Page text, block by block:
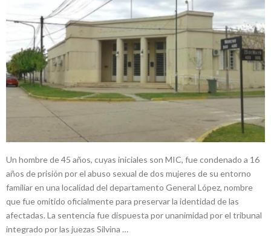
Un hombre de 45 años, cuyas iniciales son MIC, fue condenado a 16
años de prisión por el abuso sexual de dos mujeres de su entorno
familiar en una localidad del departamento General López, nombre
que fue omitido oficialmente para preservar la identidad de las
afectadas. La sentencia fue dispuesta por unanimidad por el tribunal
integrado por las juezas Silvina …